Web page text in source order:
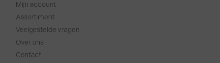
Mijn account
Assortiment
Veelgestelde vragen
Over ons
Contact